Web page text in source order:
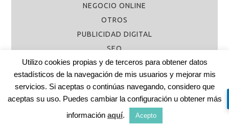
NEGOCIO ONLINE
OTROS
PUBLICIDAD DIGITAL
SEO
COPYRIGHT © 2026 · PARALLAX PRO THEME
FRAMEWORK·WORDPRESS·LOG IN
Utilizo cookies propias y de terceros para obtener datos
estadísticos de la navegación de mis usuarios y mejorar mis
servicios. Si aceptas o continúas navegando, considero que
aceptas su uso. Puedes cambiar la configuración u obtener más
información aquí. Acepto